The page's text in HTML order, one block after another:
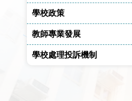
學校政策
教師專業發展
學校處理投訴機制